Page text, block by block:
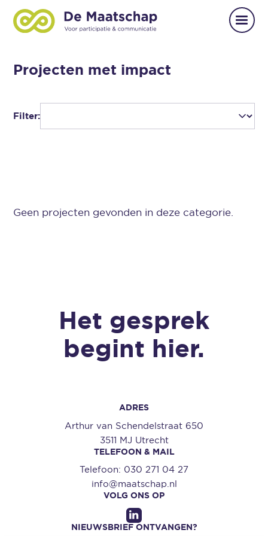
Projecten met impact
Filter:
Geen projecten gevonden in deze categorie.
Het gesprek
begint hier.
ADRES
Arthur van Schendelstraat 650
3511 MJ Utrecht
TELEFOON & MAIL
Telefoon: 030 271 04 27
info@maatschap.nl
VOLG ONS OP
NIEUWSBRIEF ONTVANGEN?